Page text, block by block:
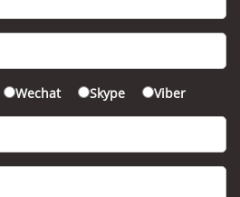
Wechat Skype Viber